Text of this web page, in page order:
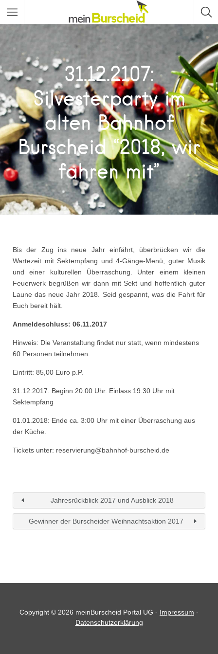
31.12.2107:
Silvesterparty im
alten Bahnhof
Burscheid “2018, wir
fahren mit”
Bis der Zug ins neue Jahr einfährt, überbrücken wir die
Wartezeit mit Sektempfang und 4-Gänge-Menü, guter Musik
und einer kulturellen Überraschung. Unter einem kleinen
Feuerwerk begrüßen wir dann mit Sekt und hoffentlich guter
Laune das neue Jahr 2018. Seid gespannt, was die Fahrt für
Euch bereit hält.
Anmeldeschluss: 06.11.2017
Hinweis: Die Veranstaltung findet nur statt, wenn mindestens
60 Personen teilnehmen.
Eintritt: 85,00 Euro p.P.
31.12.2017: Beginn 20:00 Uhr. Einlass 19:30 Uhr mit
Sektempfang
01.01.2018: Ende ca. 3:00 Uhr mit einer Überraschung aus
der Küche.
Tickets unter: reservierung@bahnhof-burscheid.de
Jahresrückblick 2017 und Ausblick 2018
Gewinner der Burscheider Weihnachtsaktion 2017
Copyright © 2026 meinBurscheid Portal UG - Impressum -
Datenschutzerklärung